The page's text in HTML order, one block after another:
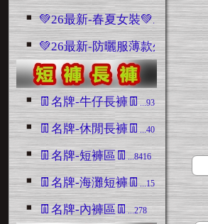
💚26最新-春夏女裝💚...579
💚26最新-防曬服薄款外套💚...95
👖名牌-牛仔長褲👖...9398
👖名牌-休閒長褲👖 ...4045
👖名牌-短褲區👖...8416
👖名牌-海灘短褲👖 ...1508
👖名牌-內褲區👖 ...278